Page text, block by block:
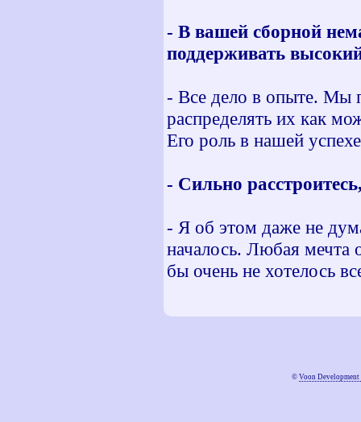
- В вашей сборной
поддерживать
- Все дело в опыте. Мы
распределять их как
Его роль в нашей
- Сильно
- Я об этом даже не
началось. Любая мечта
бы очень не хотелось
© Voon Development